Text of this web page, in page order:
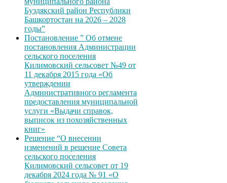
Буздякский район Республики
Башкортостан на 2026 – 2028
годы”
Постановление ” Об отмене
постановления Администрации
сельского поселения
Килимовский сельсовет №49 от
11 декабря 2015 года «Об
утверждении
Административного регламента
предоставления муниципальной
услуги «Выдачи справок,
выписок из похозяйственных
книг»
Решение “О внесении
изменений в решение Совета
сельского поселения
Килимовский сельсовет от 19
декабря 2024 года № 91 «О